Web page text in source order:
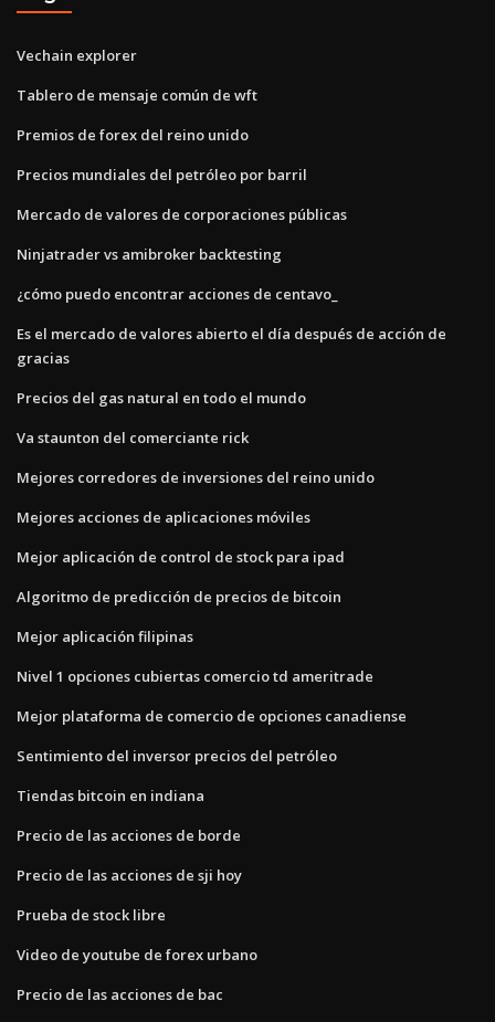
Vechain explorer
Tablero de mensaje común de wft
Premios de forex del reino unido
Precios mundiales del petróleo por barril
Mercado de valores de corporaciones públicas
Ninjatrader vs amibroker backtesting
¿cómo puedo encontrar acciones de centavo_
Es el mercado de valores abierto el día después de acción de
gracias
Precios del gas natural en todo el mundo
Va staunton del comerciante rick
Mejores corredores de inversiones del reino unido
Mejores acciones de aplicaciones móviles
Mejor aplicación de control de stock para ipad
Algoritmo de predicción de precios de bitcoin
Mejor aplicación filipinas
Nivel 1 opciones cubiertas comercio td ameritrade
Mejor plataforma de comercio de opciones canadiense
Sentimiento del inversor precios del petróleo
Tiendas bitcoin en indiana
Precio de las acciones de borde
Precio de las acciones de sji hoy
Prueba de stock libre
Video de youtube de forex urbano
Precio de las acciones de bac